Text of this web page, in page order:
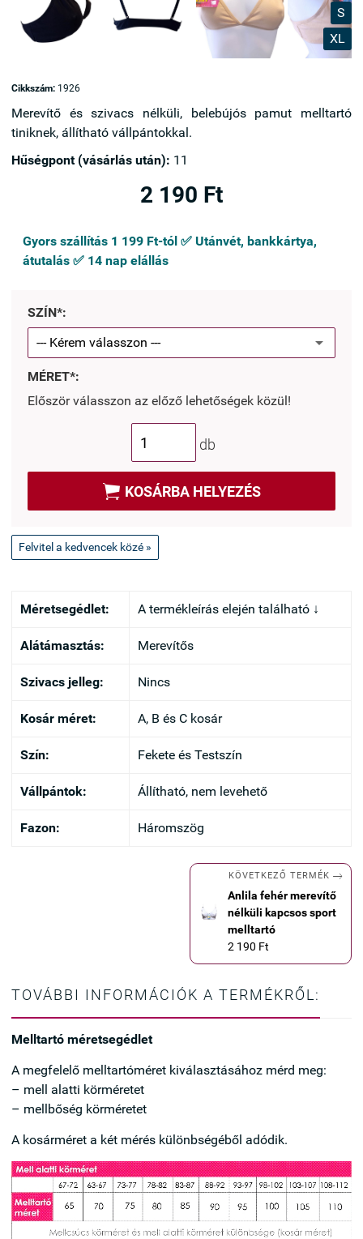
S
XL
Cikkszám: 1926
Merevítő és szivacs nélküli, belebújós pamut melltartó
tiniknek, állítható vállpántokkal.
Hűségpont (vásárlás után): 11
2 190 Ft
Gyors szállítás 1 199 Ft-tól ✅ Utánvét, bankkártya,
átutalás ✅ 14 nap elállás
SZÍN*:
MÉRET*:
Először válasszon az előző lehetőségek közül!
db
 KOSÁRBA HELYEZÉS
Felvitel a kedvencek közé »
Méretsegédlet: A termékleírás elején található ↓
Alátámasztás: Merevítős
Szivacs jelleg: Nincs
Kosár méret: A, B és C kosár
Szín: Fekete és Testszín
Vállpántok: Állítható, nem levehető
Fazon: Háromszög
KÖVETKEZŐ TERMÉK 
Anlila fehér merevítő
nélküli kapcsos sport
melltartó
2 190 Ft
TOVÁBBI INFORMÁCIÓK A TERMÉKRŐL:
Melltartó méretsegédlet
A megfelelő melltartóméret kiválasztásához mérd meg:
– mell alatti körméretet
– mellbőség körméretet
A kosárméret a két mérés különbségéből adódik.